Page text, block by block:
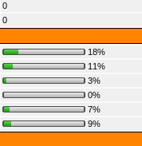
0
0
18%
11%
3%
0%
7%
9%